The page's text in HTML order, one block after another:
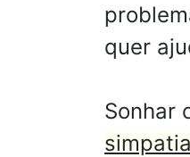
quer
Sonhar